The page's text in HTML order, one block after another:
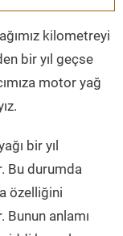
kilometreyi
bir yıl geçse
motor yağ
bir yıl
Bu durumda
özelliğini
anlamı